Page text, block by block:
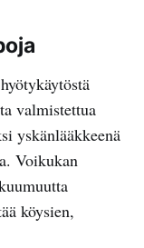
valmistettua
yskänlääkkeenä
Voikukan
köysien,